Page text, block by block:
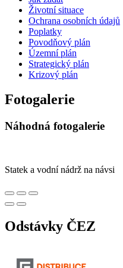
Životní situace
Ochrana osobních údajů
Poplatky
Povodňový plán
Územní plán
Strategický plán
Krizový plán
Fotogalerie
Náhodná fotogalerie
Statek a vodní nádrž na návsi
Odstávky ČEZ